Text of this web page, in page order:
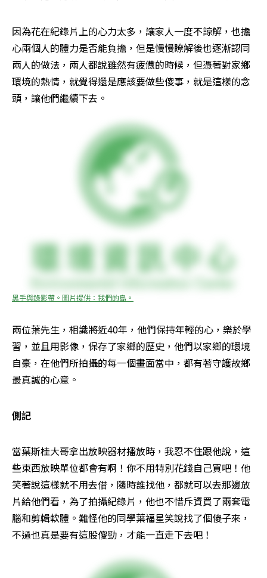
因為花在紀錄片上的心力太多，讓家人一度不諒解，也擔
心兩個人的體力是否能負擔，但是慢慢瞭解後也逐漸認同
兩人的做法，兩人都說雖然有疲憊的時候，但憑著對家鄉
環境的熱情，就覺得還是應該要做些傻事，就是這樣的念
頭，讓他們繼續下去。
黑手與錄影帶。圖片提供：我們的島。
兩位葉先生，相識將近40年，他們保持年輕的心，樂於學
習，並且用影像，保存了家鄉的歷史，他們以家鄉的環境
自豪，在他們所拍攝的每一個畫面當中，都有著守護故鄉
最真誠的心意。
側記
當葉斯桂大哥拿出放映器材播放時，我忍不住跟他說，這
些東西放映單位都會有啊！你不用特別花錢自己買吧！他
笑著說這樣就不用去借，隨時誰找他，都就可以去那邊放
片給他們看，為了拍攝紀錄片，他也不惜斥資買了兩套電
腦和剪輯軟體。難怪他的同學葉福星笑說找了個傻子來，
不過也真是要有這股傻勁，才能一直走下去吧！